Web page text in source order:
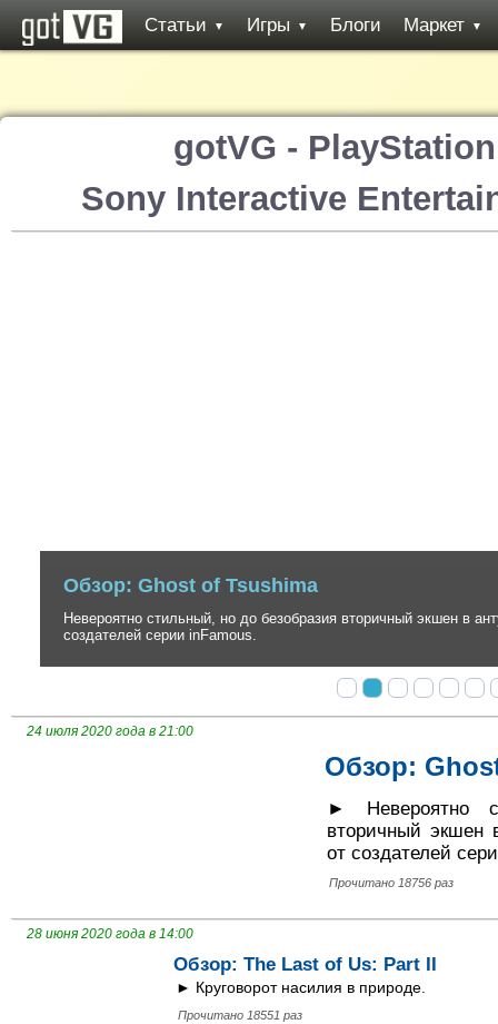
Статьи ▼ Игры ▼ Блоги Маркет ▼
gotVG -
Sony Interactive
Обзор: Ghost of Tsushima
Невероятно стильный, но до безобразия вторичный экшен в
создателей серии inFamous.
24 июля 2020 года в 21:00
Обзор:
► Невероятно
вторичный экшен
от создателей
Прочитано 18756 раз
28 июня 2020 года в 14:00
Обзор: The Last of Us: Part II
► Круговорот насилия в природе.
Прочитано 18551 раз